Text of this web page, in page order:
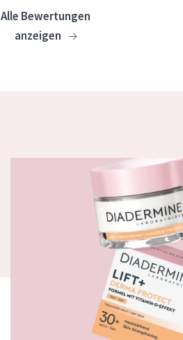
Alle Bewertungen
anzeigen